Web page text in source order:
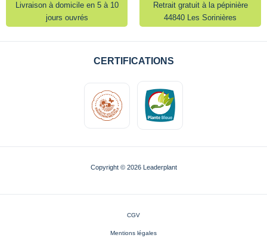
Livraison à domicile en 5 à 10
jours ouvrés
Retrait gratuit à la pépinière
44840 Les Sorinières
CERTIFICATIONS
Copyright © 2026 Leaderplant
CGV
Mentions légales